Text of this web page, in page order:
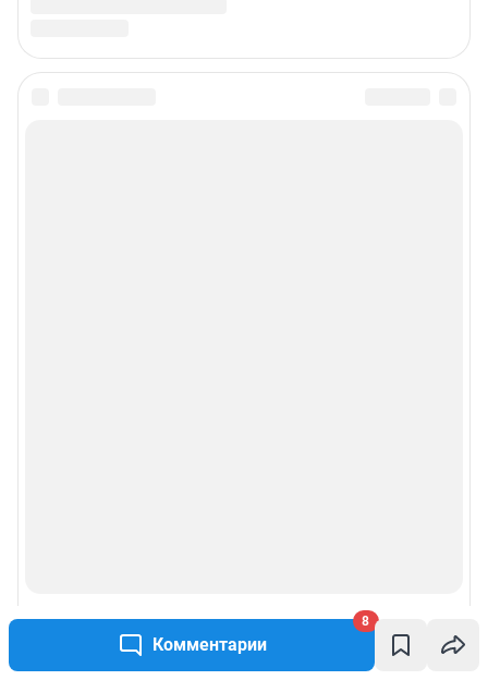
Комментарии
8